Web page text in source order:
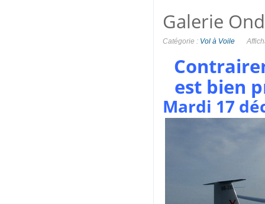
Galerie
Catégorie : Vol à Voile
est bien
Mardi 17